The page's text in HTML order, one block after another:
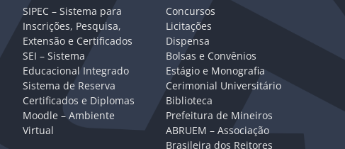
SIPEC – Sistema para
Inscrições, Pesquisa,
Extensão e Certificados
SEI – Sistema
Educacional Integrado
Sistema de Reserva
Certificados e Diplomas
Moodle – Ambiente
Virtual
Concursos
Licitações
Dispensa
Bolsas e Convênios
Estágio e Monografia
Cerimonial Universitário
Biblioteca
Prefeitura de Mineiros
ABRUEM – Associação
Brasileira dos Reitores